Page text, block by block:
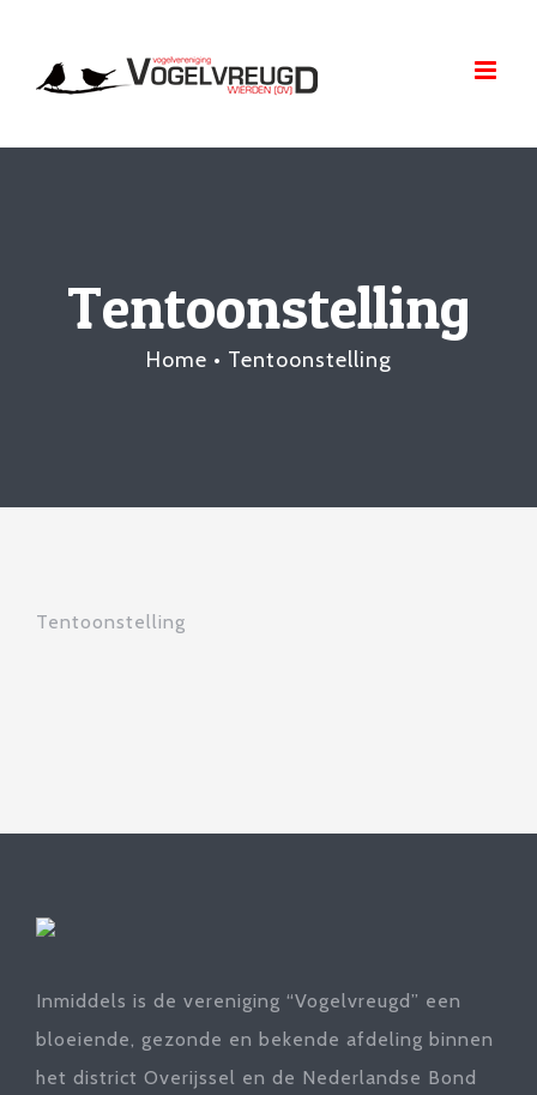
content
Tentoonstelling
Home • Tentoonstelling
Tentoonstelling
Inmiddels is de vereniging “Vogelvreugd” een
bloeiende, gezonde en bekende afdeling binnen
het district Overijssel en de Nederlandse Bond